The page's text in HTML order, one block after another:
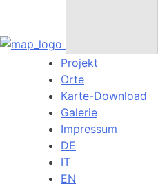
Projekt
Orte
Karte-Download
Galerie
Impressum
DE
IT
EN